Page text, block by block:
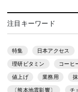
注目キーワード
特集 日本アクセス
理研ビタミン コーヒ
値上げ 業務用
〔熊本地震影響〕 チ